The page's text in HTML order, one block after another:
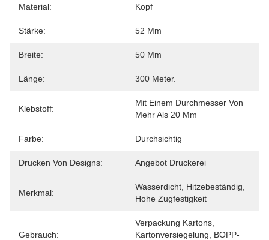
Material: Kopf
Stärke: 52 Μm
Breite: 50 Mm
Länge: 300 Meter.
Klebstoff:
Mit Einem Durchmesser Von
Mehr Als 20 Mm
Farbe: Durchsichtig
Drucken Von Designs: Angebot Druckerei
Merkmal:
Wasserdicht, Hitzebeständig,
Hohe Zugfestigkeit
Gebrauch:
Verpackung Kartons,
Kartonversiegelung, BOPP-